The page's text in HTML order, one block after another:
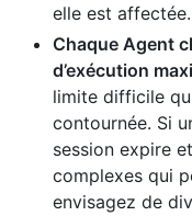
elle est affectée.
Chaque Agent
d’exécution
limite difficile
contournée. Si
session expire
complexes qui
envisagez de